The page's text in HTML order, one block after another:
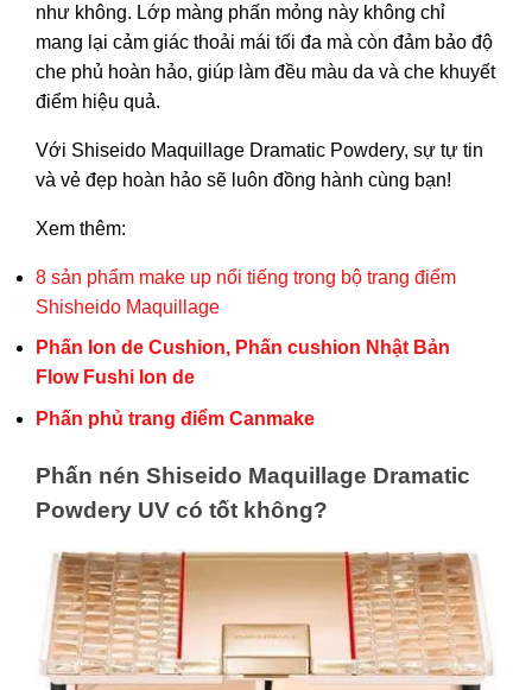
chọn
thể
được
trên
trang
sản
như không. Lớp màng phấn mỏng này không chỉ
mang lại cảm giác thoải mái tối đa mà còn đảm bảo độ
che phủ hoàn hảo, giúp làm đều màu da và che khuyết
điểm hiệu quả.
Với Shiseido Maquillage Dramatic Powdery, sự tự tin
và vẻ đẹp hoàn hảo sẽ luôn đồng hành cùng bạn!
Xem thêm:
8 sản phẩm make up nổi tiếng trong bộ trang điểm
Shisheido Maquillage
Phấn Ion de Cushion, Phấn cushion Nhật Bản
Flow Fushi Ion de
Phấn phủ trang điểm Canmake
Phấn nén Shiseido Maquillage Dramatic
Powdery UV có tốt không?